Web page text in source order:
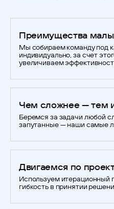
Преимущества
Мы собираем команду под
индивидуально, за счет
увеличиваем
Чем сложнее — тем
Беремся за задачи любой
запутанные — наши самые
Двигаемся по
Используем итерационный
гибкость в принятии